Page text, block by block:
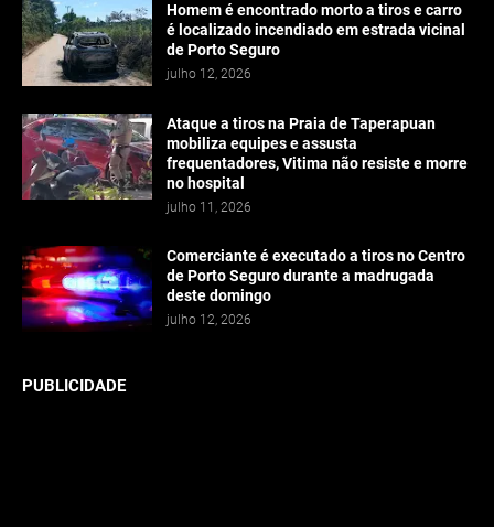
Homem é encontrado morto a tiros e carro
é localizado incendiado em estrada vicinal
de Porto Seguro
julho 12, 2026
Ataque a tiros na Praia de Taperapuan
mobiliza equipes e assusta
frequentadores, Vitima não resiste e morre
no hospital
julho 11, 2026
Comerciante é executado a tiros no Centro
de Porto Seguro durante a madrugada
deste domingo
julho 12, 2026
PUBLICIDADE